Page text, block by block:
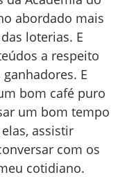
abordado mais
loterias. E
a respeito
E
bom café puro
um bom tempo
assistir
com os
cotidiano.